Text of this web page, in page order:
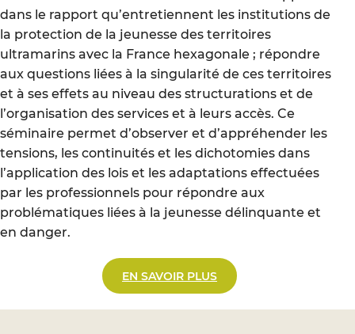
dans le rapport qu’entretiennent les institutions de
la protection de la jeunesse des territoires
ultramarins avec la France hexagonale ; répondre
aux questions liées à la singularité de ces territoires
et à ses effets au niveau des structurations et de
l’organisation des services et à leurs accès. Ce
séminaire permet d’observer et d’appréhender les
tensions, les continuités et les dichotomies dans
l’application des lois et les adaptations effectuées
par les professionnels pour répondre aux
problématiques liées à la jeunesse délinquante et
en danger.
EN SAVOIR PLUS